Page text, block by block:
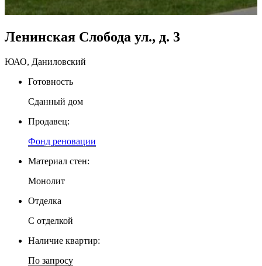
Ленинская Слобода ул., д. 3
ЮАО, Даниловский
Готовность
Сданный дом
Продавец:
Фонд реновации
Материал стен:
Монолит
Отделка
С отделкой
Наличие квартир:
По запросу